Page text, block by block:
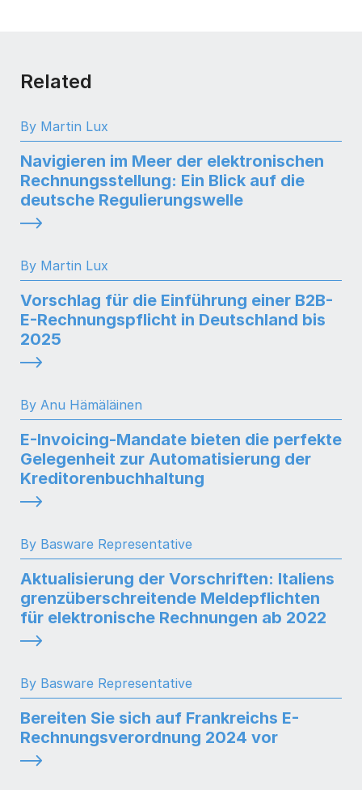
Related
By Martin Lux
Navigieren im Meer der elektronischen
Rechnungsstellung: Ein Blick auf die
deutsche Regulierungswelle
By Martin Lux
Vorschlag für die Einführung einer B2B-
E-Rechnungspflicht in Deutschland bis
2025
By Anu Hämäläinen
E-Invoicing-Mandate bieten die perfekte
Gelegenheit zur Automatisierung der
Kreditorenbuchhaltung
By Basware Representative
Aktualisierung der Vorschriften: Italiens
grenzüberschreitende Meldepflichten
für elektronische Rechnungen ab 2022
By Basware Representative
Bereiten Sie sich auf Frankreichs E-
Rechnungsverordnung 2024 vor